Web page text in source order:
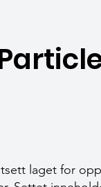
laget for